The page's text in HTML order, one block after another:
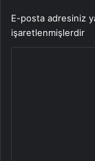
E-posta adresiniz
işaretlenmişlerdir